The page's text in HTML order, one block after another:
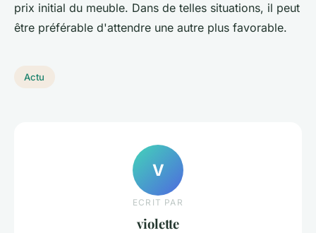
prix initial du meuble. Dans de telles situations, il peut
être préférable d'attendre une autre plus favorable.
Actu
V
ECRIT PAR
violette